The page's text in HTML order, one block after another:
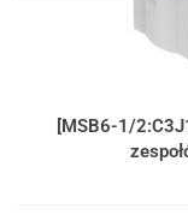
[MSB6-1/